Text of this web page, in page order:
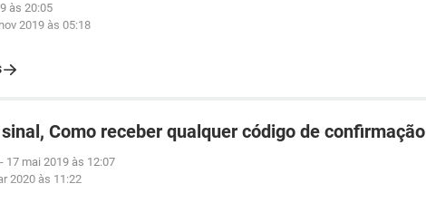
às 20:05
2019 às 05:18
Como receber qualquer código de confirmação
- 17 mai 2019 às 12:07
2020 às 11:22